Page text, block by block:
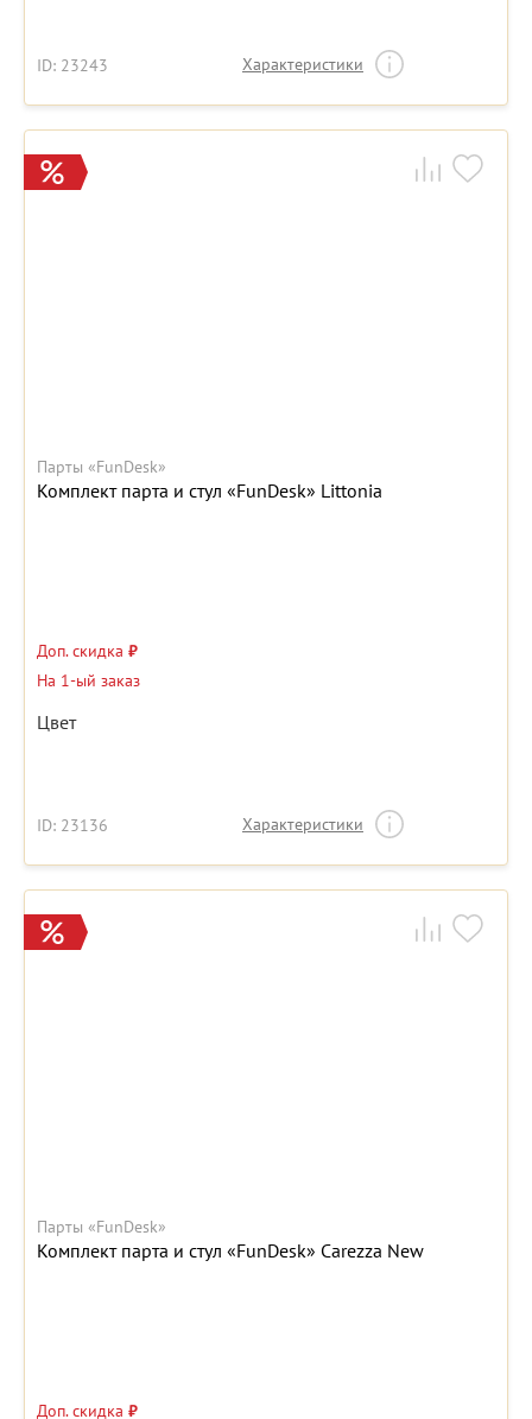
ID: 23243 Характеристики
Парты «FunDesk»
Комплект парта и стул «FunDesk» Littonia
Доп. скидка ₽
На 1-ый заказ
Цвет
ID: 23136 Характеристики
Парты «FunDesk»
Комплект парта и стул «FunDesk» Carezza New
Доп. скидка ₽